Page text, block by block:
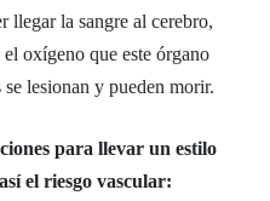
llegar la sangre al cerebro,
oxígeno que este órgano
se lesionan y pueden morir.
para llevar un estilo
el riesgo vascular: